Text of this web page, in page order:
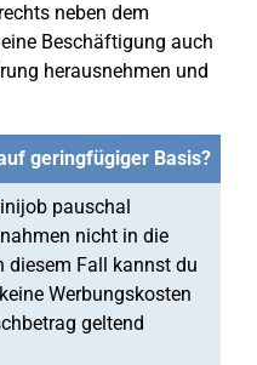
neben dem
Beschäftigung auch
herausnehmen und
geringfügiger Basis?
pauschal
nicht in die
diesem Fall kannst du
Werbungskosten
geltend